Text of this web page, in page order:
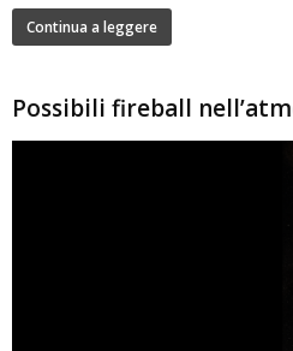
Continua a leggere
Possibili fireball